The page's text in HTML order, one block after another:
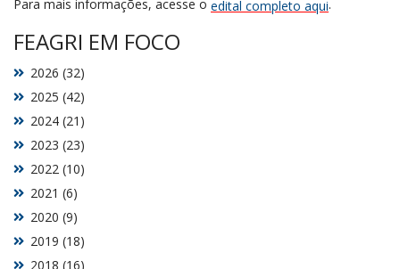
Para mais informações, acesse o edital completo aqui.
FEAGRI EM FOCO
2018 (16)
2019 (18)
2020 (9)
2021 (6)
2022 (10)
2023 (23)
2024 (21)
2025 (42)
2026 (32)